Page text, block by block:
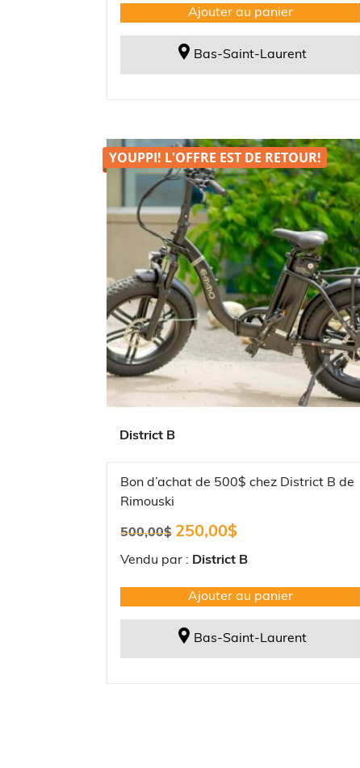
200,00$.
100,00$.
Ajouter au panier
Bas-Saint-Laurent
YOUPPI! L'OFFRE EST DE RETOUR!
District B
Bon d’achat de 500$ chez District B de
Rimouski
500,00$
Le
initial
500,00$.
250,00$
actuel
250,00$.
Vendu par : District B
Ajouter au panier
Bas-Saint-Laurent